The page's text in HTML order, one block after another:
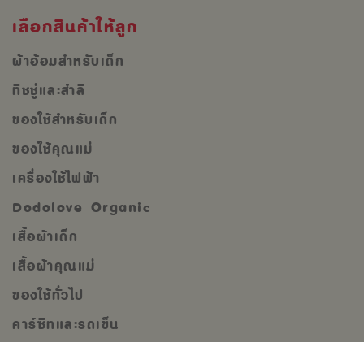
เลือกสินค้าให้ลูก
ผ้าอ้อมสำหรับเด็ก
ทิชชู่และสำลี
ของใช้สำหรับเด็ก
ของใช้คุณแม่
เครื่องใช้ไฟฟ้า
Dodolove Organic
เสื้อผ้าเด็ก
เสื้อผ้าคุณแม่
ของใช้ทั่วไป
คาร์ซีทและรถเข็น